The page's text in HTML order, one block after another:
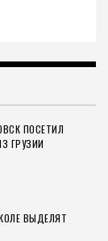
ПОСЕТИЛ
ГРУЗИИ
ВЫДЕЛЯТ